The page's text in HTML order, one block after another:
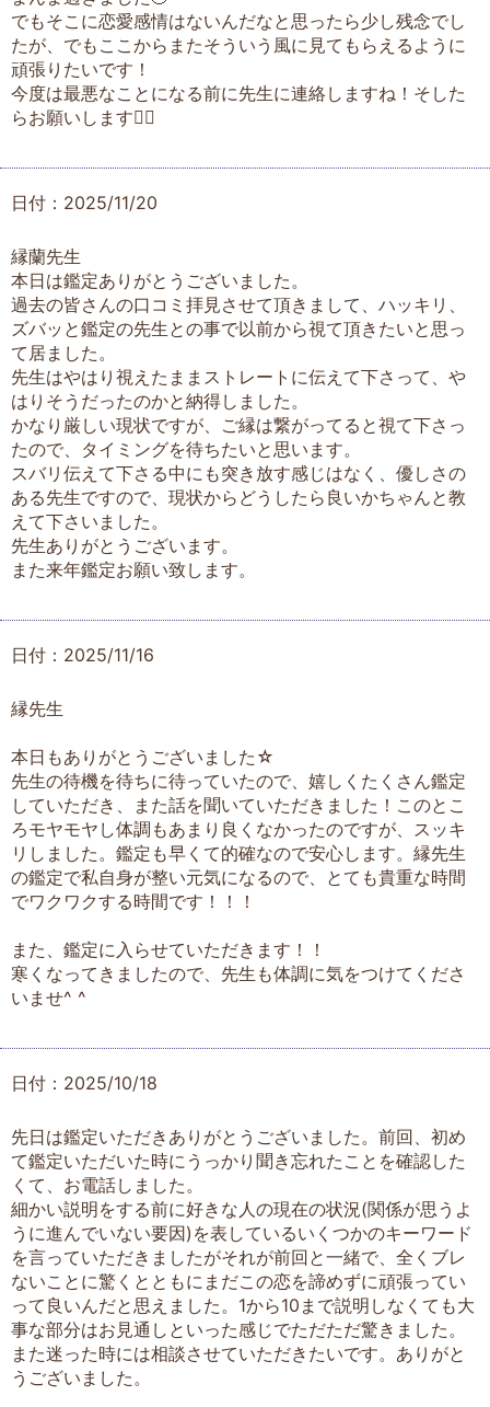
でもそこに恋愛感情はないんだなと思ったら少し残念でし
たが、でもここからまたそういう風に見てもらえるように
頑張りたいです！
今度は最悪なことになる前に先生に連絡しますね！そした
らお願いします🙇‍♀️
日付：2025/11/20
縁蘭先生
本日は鑑定ありがとうございました。
過去の皆さんの口コミ拝見させて頂きまして、ハッキリ、
ズバッと鑑定の先生との事で以前から視て頂きたいと思っ
て居ました。
先生はやはり視えたままストレートに伝えて下さって、や
はりそうだったのかと納得しました。
かなり厳しい現状ですが、ご縁は繋がってると視て下さっ
たので、タイミングを待ちたいと思います。
スバリ伝えて下さる中にも突き放す感じはなく、優しさの
ある先生ですので、現状からどうしたら良いかちゃんと教
えて下さいました。
先生ありがとうございます。
また来年鑑定お願い致します。
日付：2025/11/16
縁先生
本日もありがとうございました☆
先生の待機を待ちに待っていたので、嬉しくたくさん鑑定
していただき、また話を聞いていただきました！このとこ
ろモヤモヤし体調もあまり良くなかったのですが、スッキ
リしました。鑑定も早くて的確なので安心します。縁先生
の鑑定で私自身が整い元気になるので、とても貴重な時間
でワクワクする時間です！！！
また、鑑定に入らせていただきます！！
寒くなってきましたので、先生も体調に気をつけてくださ
いませ^ ^
日付：2025/10/18
先日は鑑定いただきありがとうございました。前回、初め
て鑑定いただいた時にうっかり聞き忘れたことを確認した
くて、お電話しました。
細かい説明をする前に好きな人の現在の状況(関係が思うよ
うに進んでいない要因)を表しているいくつかのキーワード
を言っていただきましたがそれが前回と一緒で、全くブレ
ないことに驚くとともにまだこの恋を諦めずに頑張ってい
って良いんだと思えました。1から10まで説明しなくても大
事な部分はお見通しといった感じでただただ驚きました。
また迷った時には相談させていただきたいです。ありがと
うございました。